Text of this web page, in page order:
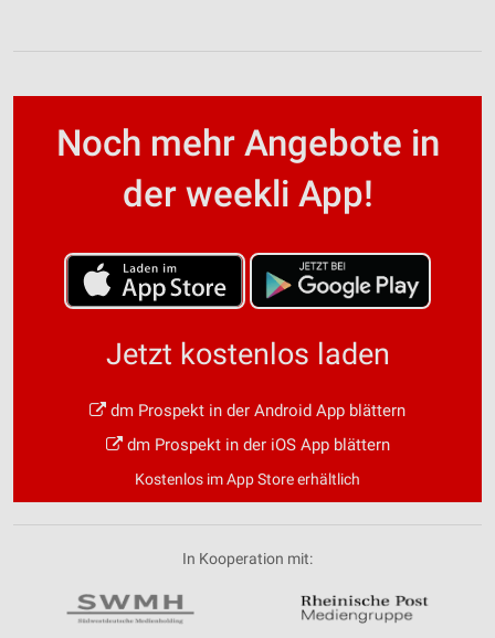
Noch mehr Angebote in
der weekli App!
Jetzt kostenlos laden
dm Prospekt in der Android App blättern
dm Prospekt in der iOS App blättern
Kostenlos im App Store erhältlich
In Kooperation mit: